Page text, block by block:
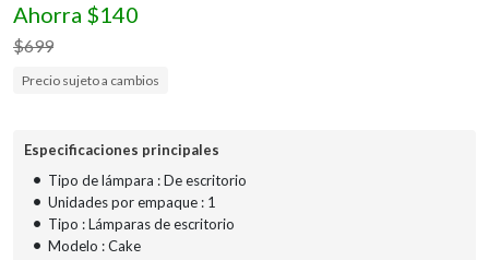
Ahorra $140
$699
Precio sujeto a cambios
Especificaciones principales
• Tipo de lámpara : De escritorio
• Unidades por empaque : 1
• Tipo : Lámparas de escritorio
• Modelo : Cake